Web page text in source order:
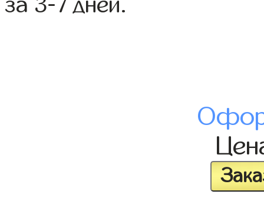
за 3-7 дней.